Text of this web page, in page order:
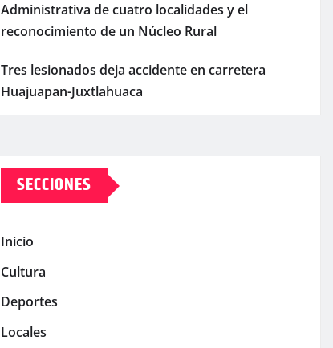
Administrativa de cuatro localidades y el
reconocimiento de un Núcleo Rural
Tres lesionados deja accidente en carretera
Huajuapan-Juxtlahuaca
SECCIONES
Inicio
Cultura
Deportes
Locales